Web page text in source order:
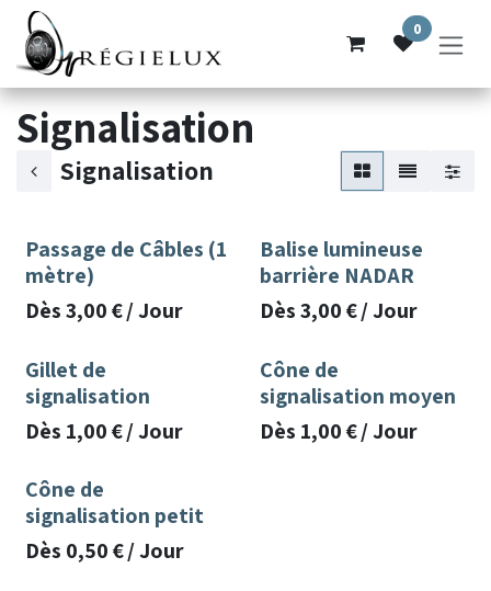
Se rendre au contenu
0
Signalisation
Signalisation
Passage de Câbles (1
mètre)
Dès3,00€/Jour
Balise lumineuse
barrière NADAR
Dès3,00€/Jour
Gillet de
signalisation
Dès 1,00€/Jour
Cône de
signalisation moyen
Dès 1,00€/Jour
Cône de
signalisation petit
Dès 0,50€/Jour